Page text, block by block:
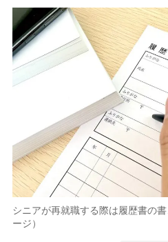
シニアが再就職する際は履歴書の
ージ）